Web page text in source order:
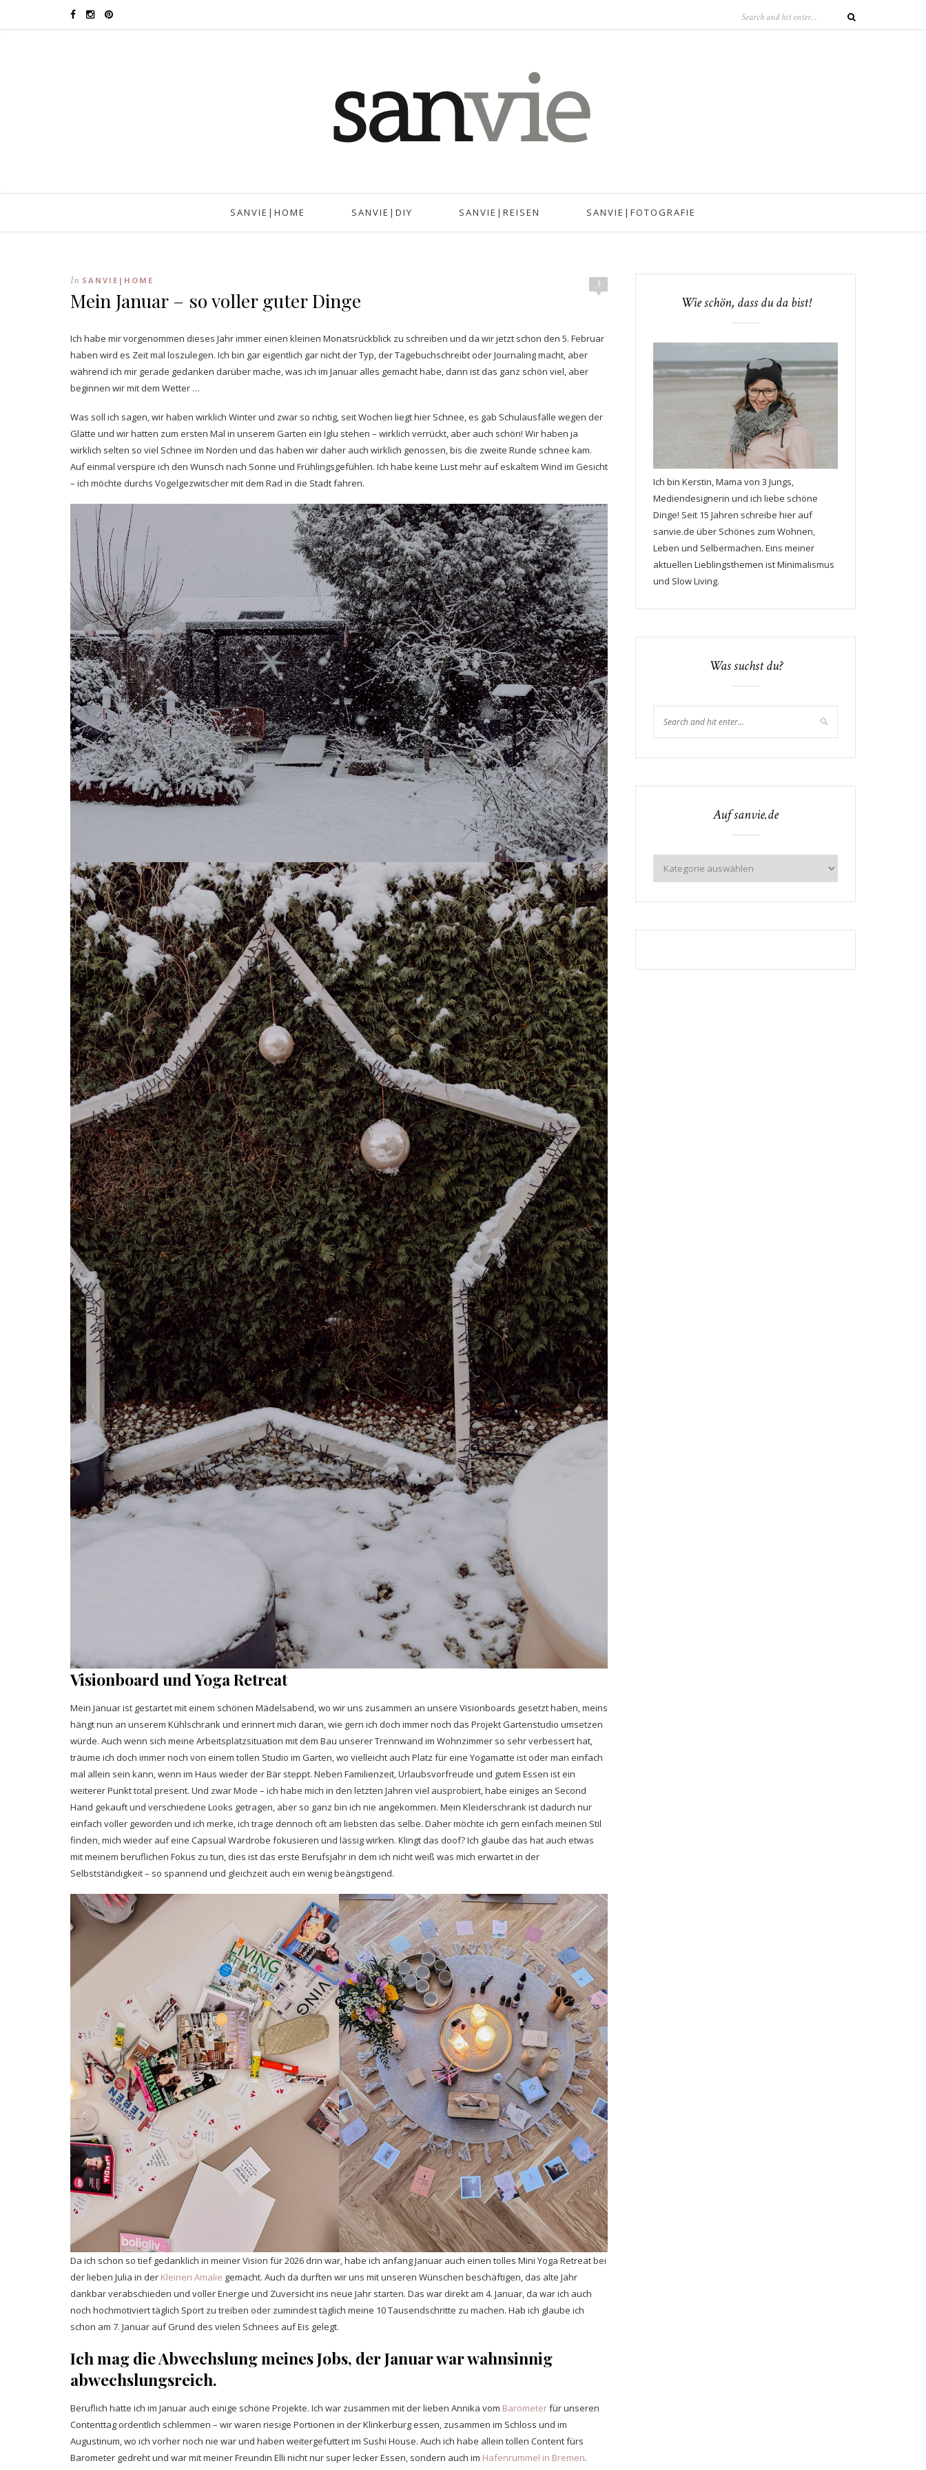
SANVIE|HOME SANVIE|DIY SANVIE|REISEN SANVIE|FOTOGRAFIE
3
In SANVIE|HOME
Mein Januar – so voller guter Dinge
Ich habe mir vorgenommen dieses Jahr immer einen kleinen Monatsrückblick zu schreiben und da wir jetzt schon den 5. Februar
haben wird es Zeit mal loszulegen. Ich bin gar eigentlich gar nicht der Typ, der Tagebuchschreibt oder Journaling macht, aber
während ich mir gerade gedanken darüber mache, was ich im Januar alles gemacht habe, dann ist das ganz schön viel, aber
beginnen wir mit dem Wetter …
Was soll ich sagen, wir haben wirklich Winter und zwar so richtig, seit Wochen liegt hier Schnee, es gab Schulausfälle wegen der
Glätte und wir hatten zum ersten Mal in unserem Garten ein Iglu stehen – wirklich verrückt, aber auch schön! Wir haben ja
wirklich selten so viel Schnee im Norden und das haben wir daher auch wirklich genossen, bis die zweite Runde schnee kam.
Auf einmal verspüre ich den Wunsch nach Sonne und Frühlingsgefühlen. Ich habe keine Lust mehr auf eskaltem Wind im Gesicht
– ich möchte durchs Vogelgezwitscher mit dem Rad in die Stadt fahren.
Visionboard und Yoga Retreat
Mein Januar ist gestartet mit einem schönen Mädelsabend, wo wir uns zusammen an unsere Visionboards gesetzt haben, meins
hängt nun an unserem Kühlschrank und erinnert mich daran, wie gern ich doch immer noch das Projekt Gartenstudio umsetzen
würde. Auch wenn sich meine Arbeitsplatzsituation mit dem Bau unserer Trennwand im Wohnzimmer so sehr verbessert hat,
träume ich doch immer noch von einem tollen Studio im Garten, wo vielleicht auch Platz für eine Yogamatte ist oder man einfach
mal allein sein kann, wenn im Haus wieder der Bär steppt. Neben Familienzeit, Urlaubsvorfreude und gutem Essen ist ein
weiterer Punkt total present. Und zwar Mode – ich habe mich in den letzten Jahren viel ausprobiert, habe einiges an Second
Hand gekauft und verschiedene Looks getragen, aber so ganz bin ich nie angekommen. Mein Kleiderschrank ist dadurch nur
einfach voller geworden und ich merke, ich trage dennoch oft am liebsten das selbe. Daher möchte ich gern einfach meinen Stil
finden, mich wieder auf eine Capsual Wardrobe fokusieren und lässig wirken. Klingt das doof? Ich glaube das hat auch etwas
mit meinem beruflichen Fokus zu tun, dies ist das erste Berufsjahr in dem ich nicht weiß was mich erwartet in der
Selbstständigkeit – so spannend und gleichzeit auch ein wenig beängstigend.
Da ich schon so tief gedanklich in meiner Vision für 2026 drin war, habe ich anfang Januar auch einen tolles Mini Yoga Retreat bei
der lieben Julia in der Kleinen Amalie gemacht. Auch da durften wir uns mit unseren Wünschen beschäftigen, das alte Jahr
dankbar verabschieden und voller Energie und Zuversicht ins neue Jahr starten. Das war direkt am 4. Januar, da war ich auch
noch hochmotiviert täglich Sport zu treiben oder zumindest täglich meine 10 Tausendschritte zu machen. Hab ich glaube ich
schon am 7. Januar auf Grund des vielen Schnees auf Eis gelegt.
Ich mag die Abwechslung meines Jobs, der Januar war wahnsinnig
abwechslungsreich.
Beruflich hatte ich im Januar auch einige schöne Projekte. Ich war zusammen mit der lieben Annika vom Barometerfür unseren
Contenttag ordentlich schlemmen – wir waren riesige Portionen in der Klinkerburg essen, zusammen im Schloss und im
Augustinum, wo ich vorher noch nie war und haben weitergefuttert im Sushi House. Auch ich habe allein tollen Content fürs
Barometer gedreht und war mit meiner Freundin Elli nicht nur super lecker Essen, sondern auch im Hafenrummel in Bremen.
Wie schön, dass du da bist!
Ich bin Kerstin, Mama von 3 Jungs,
Mediendesignerin und ich liebe schöne
Dinge! Seit 15 Jahren schreibe hier auf
sanvie.de über Schönes zum Wohnen,
Leben und Selbermachen. Eins meiner
aktuellen Lieblingsthemen ist Minimalismus
und Slow Living.
Was suchst du?
Auf sanvie.de